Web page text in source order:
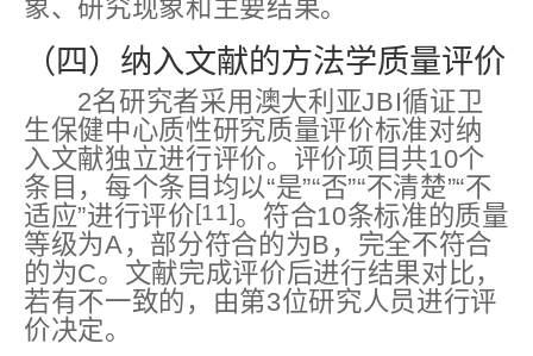
象、研究现象和主要结果。
（四）纳入文献的方法学质量评价
2名研究者采用澳大利亚JBI循证卫
生保健中心质性研究质量评价标准对纳
入文献独立进行评价。评价项目共10个
条目，每个条目均以“是”“否”“不清楚”“不
适应”进行评价[11]。符合10条标准的质量
等级为A，部分符合的为B，完全不符合
的为C。文献完成评价后进行结果对比，
若有不一致的，由第3位研究人员进行评
价决定。